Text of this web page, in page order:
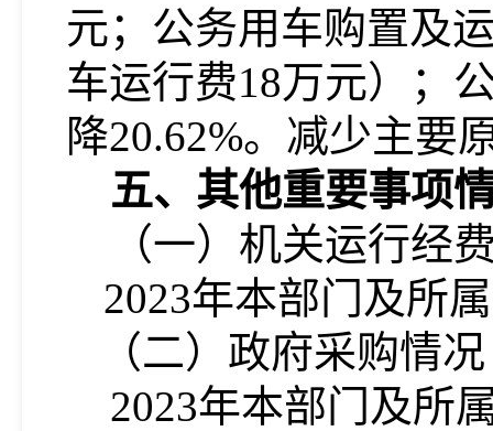
元；公务用车购置及
车运行费18万元）；
降20.62%。减少主要
五、其他重要事项
（一）机关运行经
2023年本部门及所
（二）政府采购情况
2023年本部门及所